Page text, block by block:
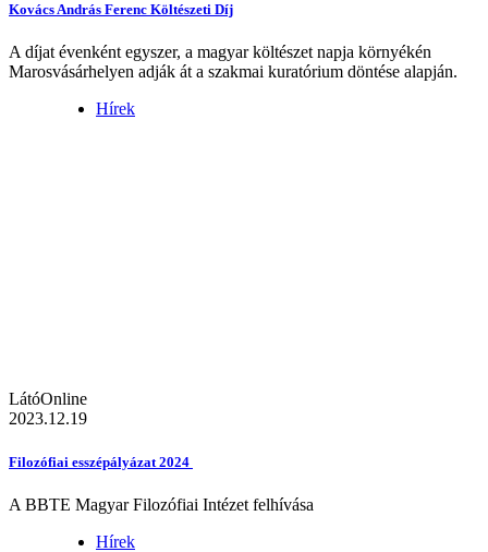
Kovács András Ferenc Költészeti Díj
A díjat évenként egyszer, a magyar költészet napja környékén
Marosvásárhelyen adják át a szakmai kuratórium döntése alapján.
Hírek
LátóOnline
2023.12.19
Filozófiai esszépályázat 2024
A BBTE Magyar Filozófiai Intézet felhívása
Hírek